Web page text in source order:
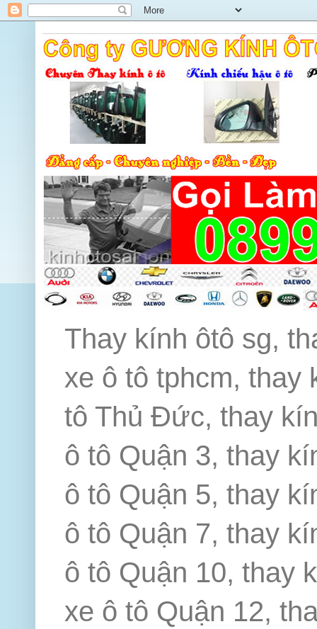
Thay kính ôtô sg,
xe ô tô tphcm, thay
tô Thủ Đức, thay
ô tô Quận 3, thay
ô tô Quận 5, thay
ô tô Quận 7, thay
ô tô Quận 10, thay
xe ô tô Quận 12,